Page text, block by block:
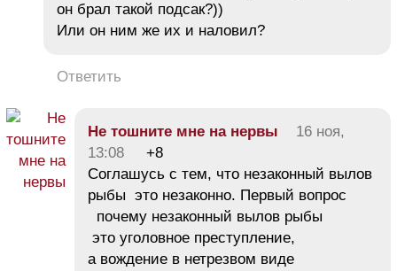
он брал такой подсак?))
Или он ним же их и наловил?
Ответить
Не тошните мне на нервы
16 ноя,
13:08
+8
Соглашусь с тем, что незаконный вылов
рыбы это незаконно. Первый вопрос
почему незаконный вылов рыбы
это уголовное преступление,
а вождение в нетрезвом виде